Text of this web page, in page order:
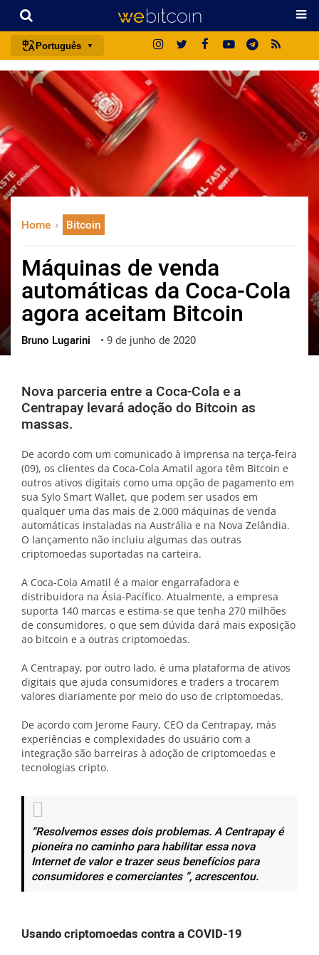
Português
português (BR)
english
español
français
italiano
deutsch
中文
한국어
العربية
ไทย
ქართული
Home Bitcoin
Máquinas de venda
automáticas da Coca-Cola
agora aceitam Bitcoin
Bruno Lugarini • 9 de junho de 2020
Nova parceria entre a Coca-Cola e a
Centrapay levará adoção do Bitcoin as
massas.
De acordo com um comunicado à imprensa na terça-feira
(09), os clientes da Coca-Cola Amatil agora têm Bitcoin e
outros ativos digitais como uma opção de pagamento em
sua Sylo Smart Wallet, que podem ser usados em
qualquer uma das mais de 2.000 máquinas de venda
automáticas instaladas na Austrália e na Nova Zelândia.
O lançamento não incluiu algumas das outras
criptomoedas suportadas na carteira.
A Coca-Cola Amatil é a maior engarrafadora e
distribuidora na Ásia-Pacífico. Atualmente, a empresa
suporta 140 marcas e estima-se que tenha 270 milhões
de consumidores, o que sem dúvida dará mais exposição
ao bitcoin e a outras criptomoedas.
A Centrapay, por outro lado, é uma plataforma de ativos
digitais que ajuda consumidores e traders a trocarem
valores diariamente por meio do uso de criptomoedas.
De acordo com Jerome Faury, CEO da Centrapay, más
experiências e complexidades do usuário com a
integração são barreiras à adoção de criptomoedas e
tecnologias cripto.
“Resolvemos esses dois problemas. A Centrapay é
pioneira no caminho para habilitar essa nova
Internet de valor e trazer seus benefícios para
consumidores e comerciantes ”, acrescentou.
Usando criptomoedas contra a COVID-19